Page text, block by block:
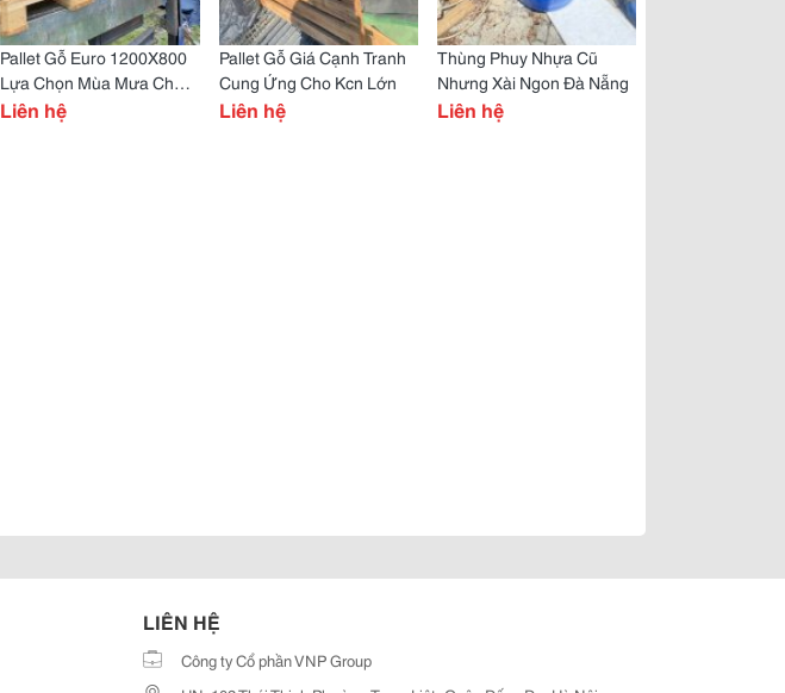
Pallet Gỗ Euro 1200X800
Lựa Chọn Mùa Mưa Cho
Xuất Nhập Khẩu
Liên hệ
Pallet Gỗ Giá Cạnh Tranh
Cung Ứng Cho Kcn Lớn
Liên hệ
Thùng Phuy Nhựa Cũ
Nhưng Xài Ngon Đà Nẵng
Liên hệ
LIÊN HỆ
Công ty Cổ phần VNP Group